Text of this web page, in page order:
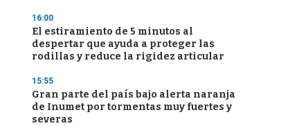
16:00
El estiramiento de 5 minutos al
despertar que ayuda a proteger las
rodillas y reduce la rigidez articular
15:55
Gran parte del país bajo alerta naranja
de Inumet por tormentas muy fuertes y
severas